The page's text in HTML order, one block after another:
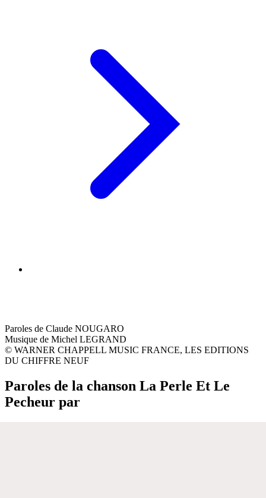
Paroles de Claude NOUGARO
Musique de Michel LEGRAND
© WARNER CHAPPELL MUSIC FRANCE, LES EDITIONS
DU CHIFFRE NEUF
Paroles de la chanson La Perle Et Le
Pecheur par